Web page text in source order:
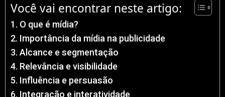
Você vai encontrar neste artigo:
O que é mídia?
Importância da mídia na publicidade
Alcance e segmentação
Relevância e visibilidade
Influência e persuasão
Integração e interatividade